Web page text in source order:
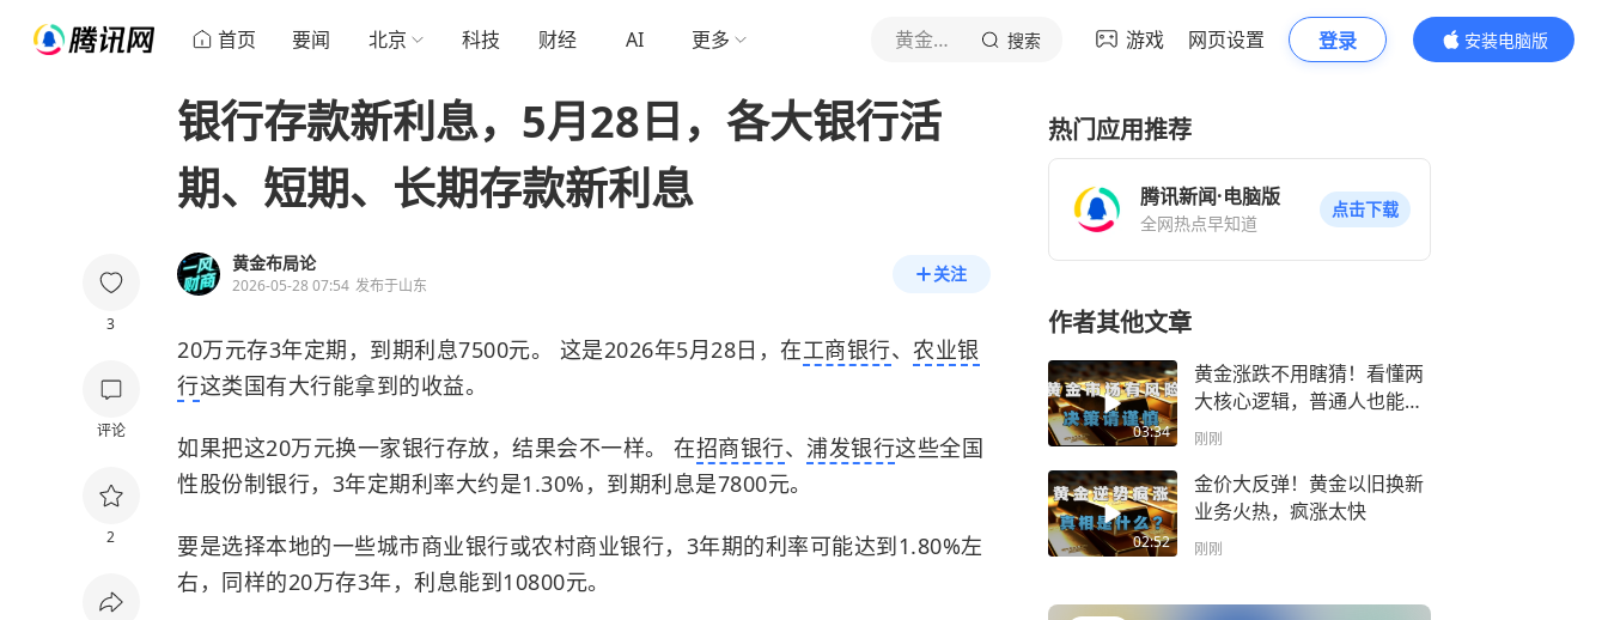
首页 要闻 北京 科技 财经 AI 更多 黄金布局论 搜索 游戏 网页设置 登录
安装电脑版
内容更精彩
3
评论
2
银行存款新利息，5月28日，各大银行活
期、短期、长期存款新利息
黄金布局论
2026-05-28 07:54 发布于山东
关注
20万元存3年定期，到期利息7500元。 这是2026年5月28日，在工商银行、 农业银
行这类国有大行能拿到的收益。
如果把这20万元换一家银行存放，结果会不一样。 在招商银行、 浦发银行这些全国
性股份制银行，3年定期利率大约是1.30%，到期利息是7800元。
要是选择本地的一些城市商业银行或农村商业银行，3年期的利率可能达到1.80%左
右，同样的20万存3年，利息能到10800元。
热门应用推荐
腾讯新闻·电脑版
全网热点早知道
点击下载
作者其他文章
03:34
黄金涨跌不用瞎猜！看懂两
大核心逻辑，普通人也能拿
捏走势
刚刚
02:52
金价大反弹！黄金以旧换新
业务火热，疯涨太快
刚刚